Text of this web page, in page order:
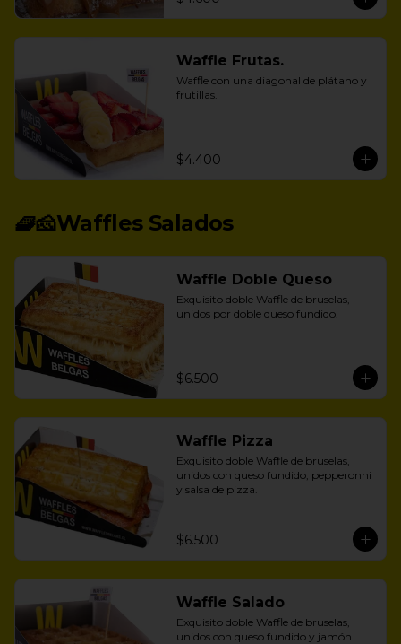
Waffle Frutas.
Waffle con una diagonal de plátano y
frutillas.
$4.400
🧇🧀Waffles Salados
Waffle Doble Queso
Exquisito doble Waffle de bruselas,
unidos por doble queso fundido.
$6.500
Waffle Pizza
Exquisito doble Waffle de bruselas,
unidos con queso fundido, pepperonni
y salsa de pizza.
$6.500
Waffle Salado
Exquisito doble Waffle de bruselas,
unidos con queso fundido y jamón.